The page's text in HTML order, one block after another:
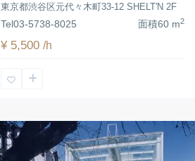
東京都渋谷区元代々木町33-12 SHELT'N 2F
Tel03-5738-8025 面積60 m2
¥ 5,500/h